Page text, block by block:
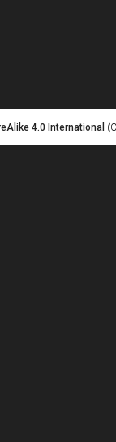
4.0 International